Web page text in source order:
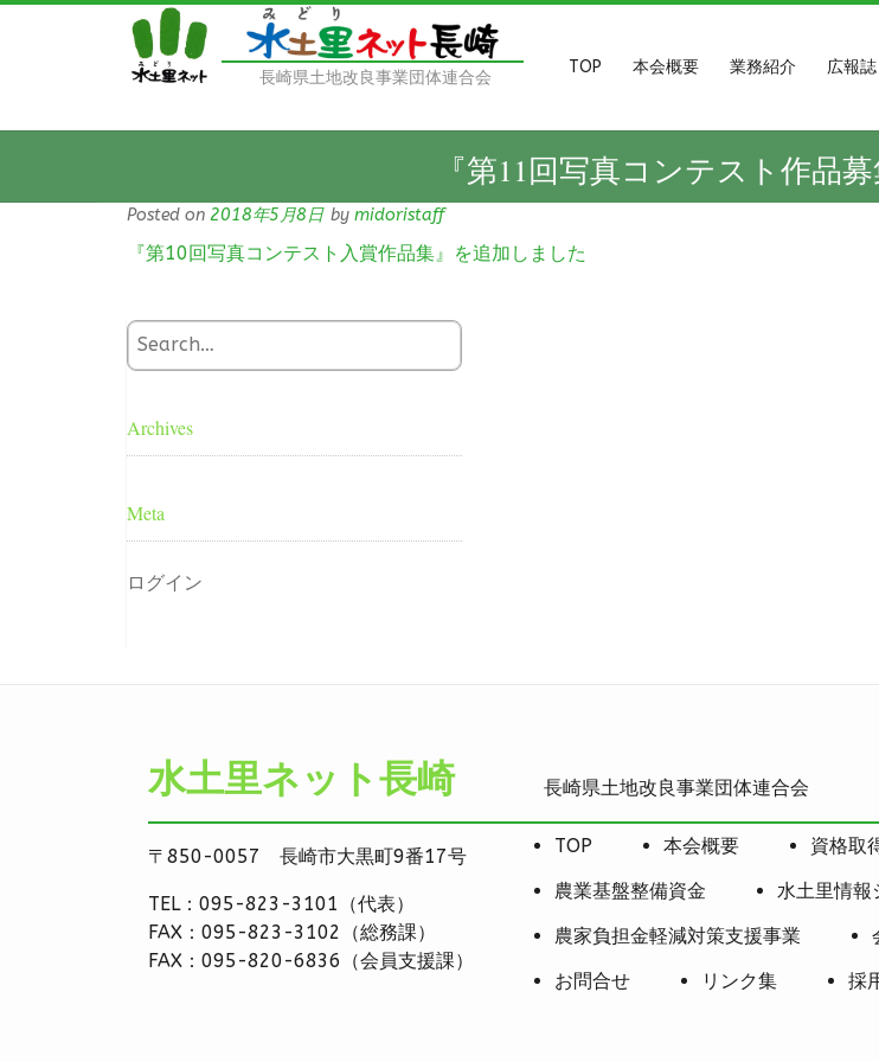
長崎県土地改良事業団体連合会 TOP 本会概要 業務紹介 広報誌
『第11回写真コンテスト作品
Posted on 2018年5月8日 by midoristaff
『第10回写真コンテスト入賞作品集』を追加しました
Archives
Meta
ログイン
水土里ネット長崎 長崎県土地改良事業団体連合会
〒850-0057 長崎市大黒町9番17号
TEL：095-823-3101（代表）
FAX：095-823-3102（総務課）
FAX：095-820-6836（会員支援課）
TOP 本会概要 資格取
農業基盤整備資金
水土里情報
農家負担金軽減対策支援事業
お問合せ
リンク集 採